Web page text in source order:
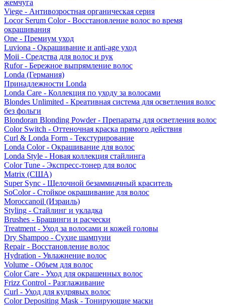
жемчуга
Viege - Антивозростная органическая серия
Locor Serum Color - Восстановление волос во время
окрашивания
One - Премиум уход
Luviona - Окрашивание и anti-age уход
Moii - Средства для волос и рук
Rufor - Бережное выпрямление волос
Londa (Германия)
Принадлежности Londa
Londa Care - Коллекция по уходу за волосами
Blondes Unlimited - Креативная система для осветления волос
без фольги
Blondoran Blonding Powder - Препараты для осветления волос
Color Switch - Оттеночная краска прямого действия
Curl & Londa Form - Текстурирование
Londa Color - Окрашивание для волос
Londa Style - Новая коллекция стайлинга
Color Tune - Экспресс-тонер для волос
Matrix (США)
Super Sync - Щелочной безаммиачный краситель
SoColor - Стойкое окрашивание для волос
Moroccanoil (Израиль)
Styling - Стайлинг и укладка
Brushes - Брашинги и расчески
Treatment - Уход за волосами и кожей головы
Dry Shampoo - Сухие шампуни
Repair - Восстановление волос
Hydration - Увлажнение волос
Volume - Объем для волос
Color Care - Уход для окрашенных волос
Frizz Control - Разглаживание
Curl - Уход для кудрявых волос
Color Depositing Mask - Тонирующие маски